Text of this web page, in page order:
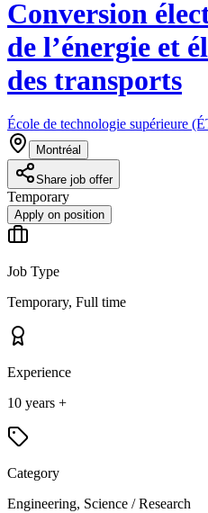
Conversion
de l’énergie et
des transports
École de technologie supérieure
Montréal
Share job offer
Temporary
Apply on position
Job Type
Temporary, Full time
Experience
10 years +
Category
Engineering, Science / Research